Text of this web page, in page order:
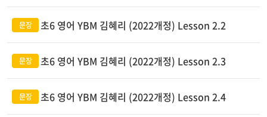
초6 영어 YBM 김혜리 (2022개정) Lesson 2.2
초6 영어 YBM 김혜리 (2022개정) Lesson 2.3
초6 영어 YBM 김혜리 (2022개정) Lesson 2.4